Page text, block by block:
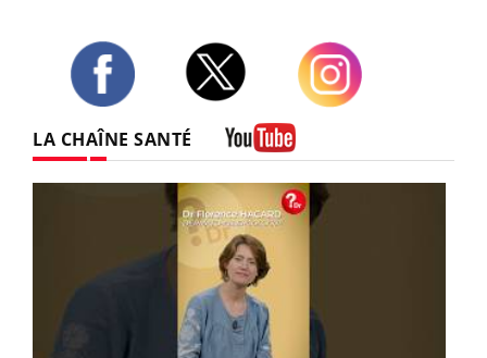
LA CHAÎNE SANTÉ